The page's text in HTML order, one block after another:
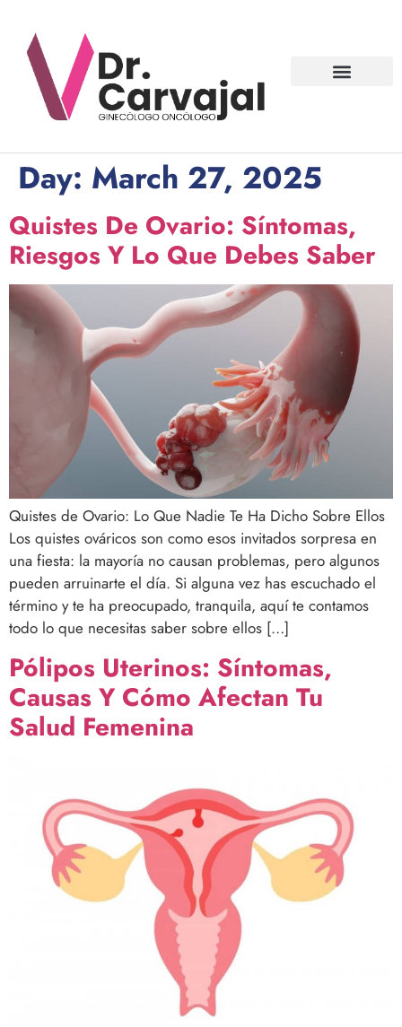
Day: March 27, 2025
Quistes De Ovario: Síntomas,
Riesgos Y Lo Que Debes Saber
Quistes de Ovario: Lo Que Nadie Te Ha Dicho Sobre Ellos
Los quistes ováricos son como esos invitados sorpresa en
una fiesta: la mayoría no causan problemas, pero algunos
pueden arruinarte el día. Si alguna vez has escuchado el
término y te ha preocupado, tranquila, aquí te contamos
todo lo que necesitas saber sobre ellos […]
Pólipos Uterinos: Síntomas,
Causas Y Cómo Afectan Tu
Salud Femenina